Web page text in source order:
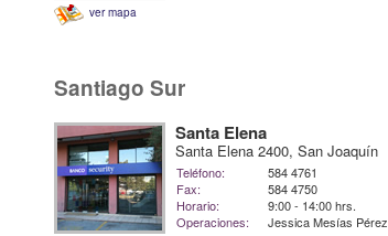
ver mapa
Santiago Sur
Santa Elena
Santa Elena 2400, San Joaquín
Teléfono:
584 4761
Fax:
584 4750
Horario:
9:00 - 14:00 hrs.
Operaciones:
Jessica Mesías Pérez